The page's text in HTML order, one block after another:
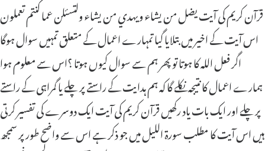
قرآن کریم کی آیت يضل من يشاء ويهدي من يشاء ولتسئلن عما كنتم تعملون
اس آیت کے اخیر میں بتلایا گیا تمہارے اعمال کے متعلق تمہیں سوال ہوگا
اگر فعل اللہ کا ہوتا تو پھر ہم سے سوال کیوں ہوتا ؟اس سے معلوم ہوا
ہمارے اعمال کا نتیجہ نکلے گا کہ ہم ہدایت کے راستے پر چلے یا گمراہی کے راستے
پر چلے اور ایک بات یاد رکھیں قرآن کریم کی آیت ایک دوسرے کی تفسیر کرتی
ہیں اس آیت کا مطلب سورۃ اللیل میں جو ذکر ہے اس سے واضح طور پر سمجھ